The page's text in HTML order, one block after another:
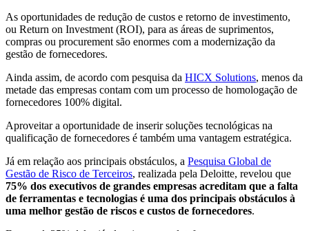
As oportunidades de redução de custos e retorno de investimento,
ou Return on Investment (ROI), para as áreas de suprimentos,
compras ou procurement são enormes com a modernização da
gestão de fornecedores.
Ainda assim, de acordo com pesquisa da HICX Solutions, menos da
metade das empresas contam com um processo de homologação de
fornecedores 100% digital.
Aproveitar a oportunidade de inserir soluções tecnológicas na
qualificação de fornecedores é também uma vantagem estratégica.
Já em relação aos principais obstáculos, a Pesquisa Global de
Gestão de Risco de Terceiros, realizada pela Deloitte, revelou que
75% dos executivos de grandes empresas acreditam que a falta
de ferramentas e tecnologias é uma dos principais obstáculos à
uma melhor gestão de riscos e custos de fornecedores.